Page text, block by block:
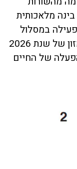
מלאכותית
במסלול
נמוך, ורובוטיקה אוטונומית לחלוטין. אמזון של שנת 2026
של החיים